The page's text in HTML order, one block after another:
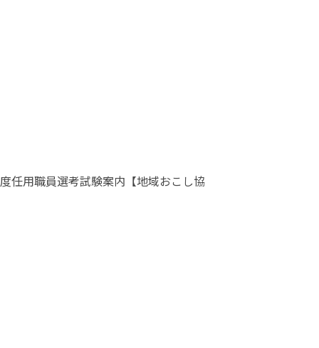
任用職員選考試験案内【地域おこし協